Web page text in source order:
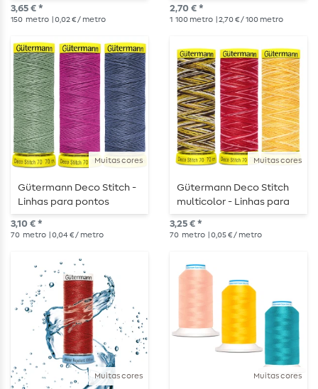
3,65 € *
150 metro | 0,02 € / metro
2,70 € *
1 100 metro | 2,70 € / 100 metro
Muitas cores
Gütermann Deco Stitch -
Linhas para pontos
decorativos - 70 m
3,10 € *
70 metro | 0,04 € / metro
Muitas cores
Gütermann Deco Stitch
multicolor - Linhas para
pontos decorativos - 70m
3,25 € *
70 metro | 0,05 € / metro
Muitas cores Muitas cores